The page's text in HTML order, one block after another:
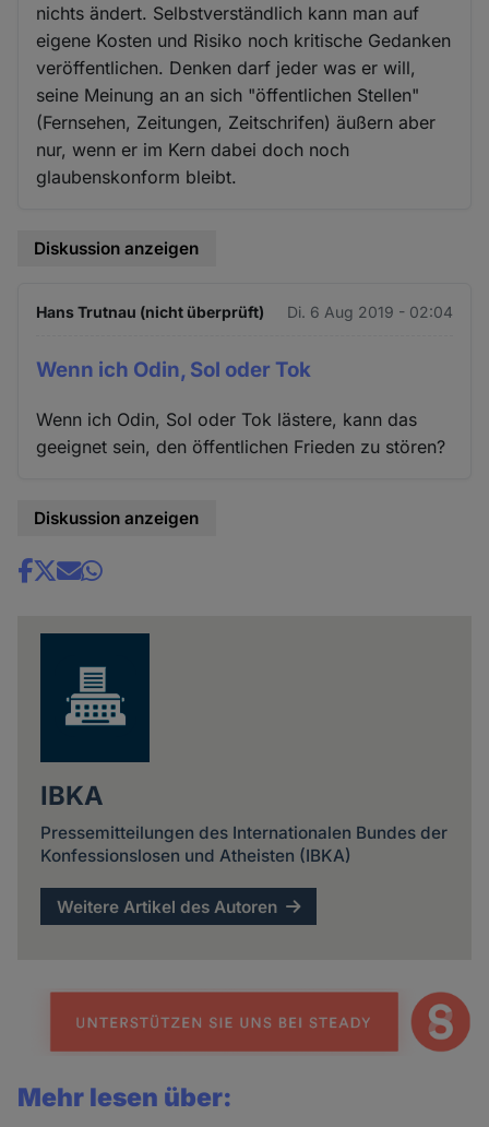
nichts ändert. Selbstverständlich kann man auf
eigene Kosten und Risiko noch kritische Gedanken
veröffentlichen. Denken darf jeder was er will,
seine Meinung an an sich "öffentlichen Stellen"
(Fernsehen, Zeitungen, Zeitschrifen) äußern aber
nur, wenn er im Kern dabei doch noch
glaubenskonform bleibt.
Diskussion anzeigen
Hans Trutnau (nicht überprüft) Di. 6 Aug 2019 - 02:04
Wenn ich Odin, Sol oder Tok
Wenn ich Odin, Sol oder Tok lästere, kann das
geeignet sein, den öffentlichen Frieden zu stören?
Diskussion anzeigen
Share
IBKA
Pressemitteilungen des Internationalen Bundes der
Konfessionslosen und Atheisten (IBKA)
Weitere Artikel des Autoren
Mehr lesen über: